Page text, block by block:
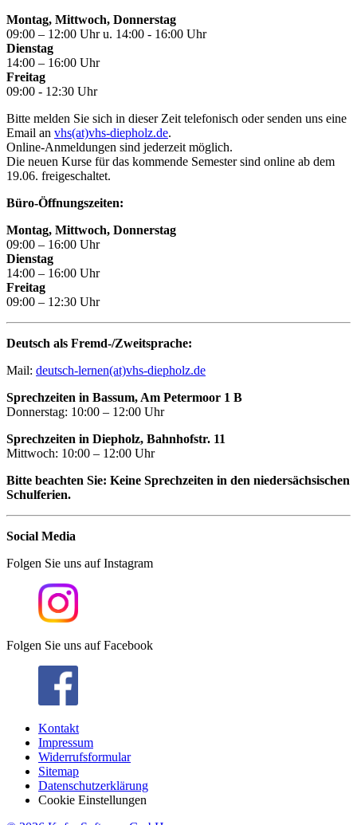
Montag, Mittwoch, Donnerstag
09:00 – 12:00 Uhr u. 14:00 - 16:00 Uhr
Dienstag
14:00 – 16:00 Uhr
Freitag
09:00 - 12:30 Uhr
Bitte melden Sie sich in dieser Zeit telefonisch oder senden uns eine
Email an vhs(at)vhs-diepholz.de.
Online-Anmeldungen sind jederzeit möglich.
Die neuen Kurse für das kommende Semester sind online ab dem
19.06. freigeschaltet.
Büro-Öffnungszeiten:
Montag, Mittwoch, Donnerstag
09:00 – 16:00 Uhr
Dienstag
14:00 – 16:00 Uhr
Freitag
09:00 – 12:30 Uhr
Deutsch als Fremd-/Zweitsprache:
Mail: deutsch-lernen(at)vhs-diepholz.de
Sprechzeiten in Bassum, Am Petermoor 1 B
Donnerstag: 10:00 – 12:00 Uhr
Sprechzeiten in Diepholz, Bahnhofstr. 11
Mittwoch: 10:00 – 12:00 Uhr
Bitte beachten Sie: Keine Sprechzeiten in den niedersächsischen
Schulferien.
Social Media
Folgen Sie uns auf Instagram
Folgen Sie uns auf Facebook
Kontakt
Impressum
Widerrufsformular
Sitemap
Datenschutzerklärung
Cookie Einstellungen